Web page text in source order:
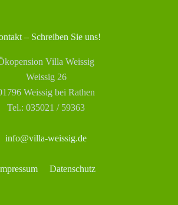
– Schreiben Sie uns!
Villa Weissig
Weissig 26
Weissig bei Rathen
Tel.: 035021 / 59363
info@villa-weissig.de
Datenschutz